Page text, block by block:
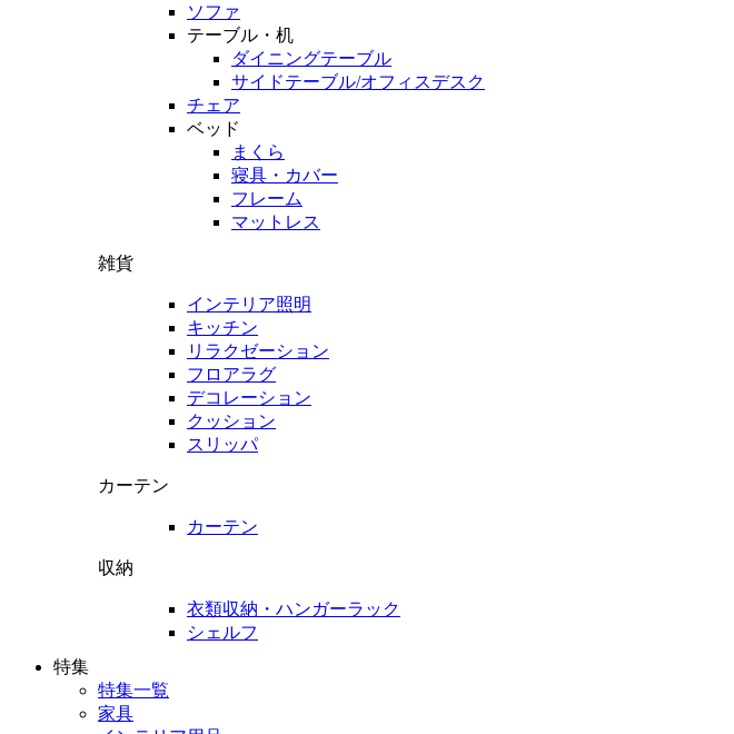
ソファ
テーブル・机
ダイニングテーブル
サイドテーブル/オフィスデスク
チェア
ベッド
まくら
寝具・カバー
フレーム
マットレス
雑貨
インテリア照明
キッチン
リラクゼーション
フロアラグ
デコレーション
クッション
スリッパ
カーテン
カーテン
収納
衣類収納・ハンガーラック
シェルフ
特集
特集一覧
家具